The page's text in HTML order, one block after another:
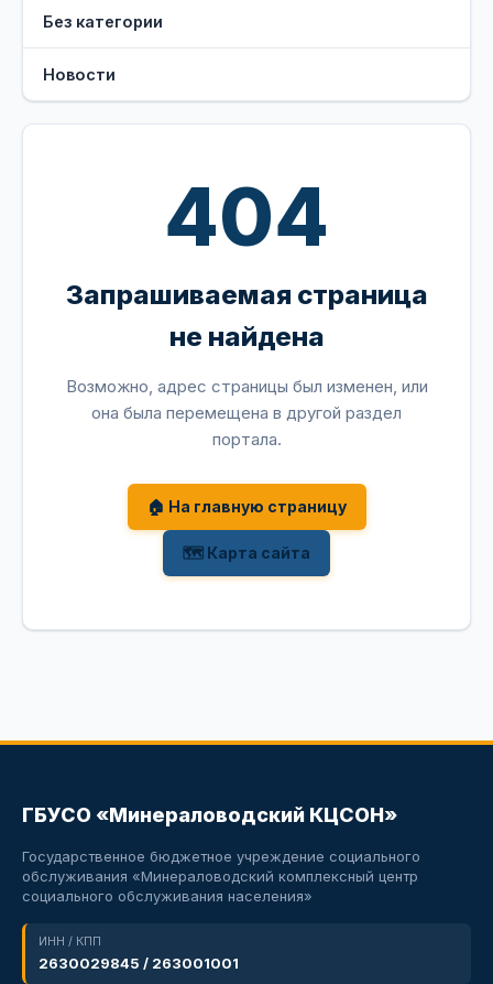
Без категории
Новости
404
Запрашиваемая страница
не найдена
Возможно, адрес страницы был изменен, или
она была перемещена в другой раздел
портала.
🏠 На главную страницу
🗺 Карта сайта
ГБУСО «Минераловодский КЦСОН»
Государственное бюджетное учреждение социального
обслуживания «Минераловодский комплексный центр
социального обслуживания населения»
ИНН / КПП
2630029845 / 263001001